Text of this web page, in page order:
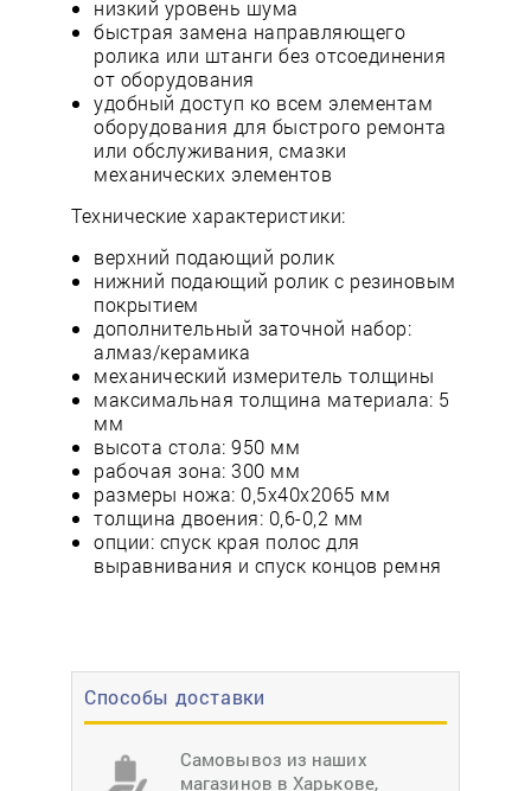
Способы доставки
Самовывоз из наших
магазинов в Харькове,
низкий уровень шума
быстрая замена направляющего
ролика или штанги без отсоединения
от оборудования
удобный доступ ко всем элементам
оборудования для быстрого ремонта
или обслуживания, смазки
механических элементов
Технические характеристики:
верхний подающий ролик
нижний подающий ролик с резиновым
покрытием
дополнительный заточной набор:
алмаз/керамика
механический измеритель толщины
максимальная толщина материала: 5
мм
высота стола: 950 мм
рабочая зона: 300 мм
размеры ножа: 0,5х40х2065 мм
толщина двоения: 0,6-0,2 мм
опции: спуск края полос для
выравнивания и спуск концов ремня